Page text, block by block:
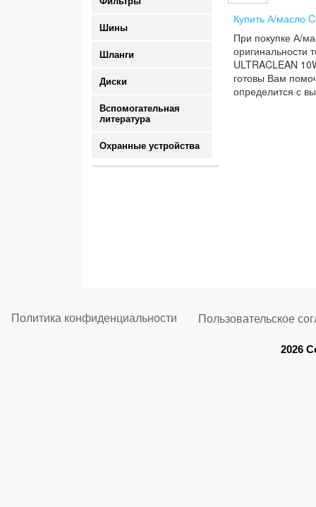
Шины
Шланги
Диски
Вспомогательная
литература
Охранные устройства
Купить А/масло
При покупке А/
оригинальности
ULTRACLEAN
готовы Вам
определится с
Политика конфиденциальности Пользовательское
2026